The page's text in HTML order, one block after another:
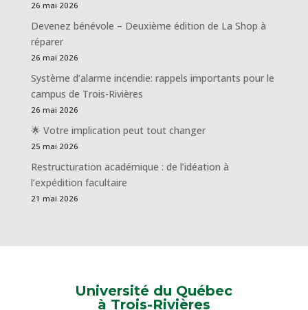
26 mai 2026
Devenez bénévole – Deuxième édition de La Shop à
réparer
26 mai 2026
Système d’alarme incendie: rappels importants pour le
campus de Trois-Rivières
26 mai 2026
🌟 Votre implication peut tout changer
25 mai 2026
Restructuration académique : de l’idéation à
l’expédition facultaire
21 mai 2026
Université du Québec
à Trois-Rivières